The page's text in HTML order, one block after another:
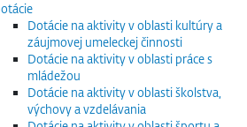
Dotácie na aktivity v oblasti kultúry a
záujmovej umeleckej činnosti
Dotácie na aktivity v oblasti práce s
mládežou
Dotácie na aktivity v oblasti školstva,
výchovy a vzdelávania